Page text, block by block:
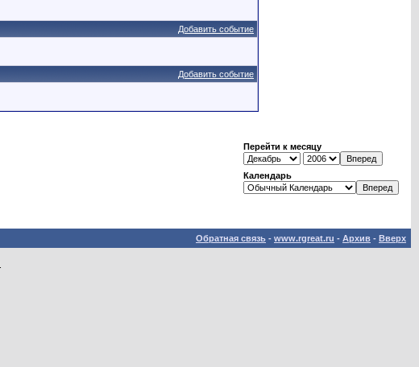
Добавить событие
Добавить событие
Перейти к месяцу
Календарь
Обратная связь - www.rgreat.ru - Архив - Вверх